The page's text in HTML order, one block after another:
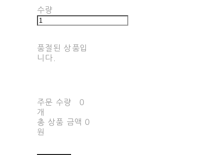
수량
품절된 상품입
니다.
주문 수량
0
개
총 상품 금액 0
원